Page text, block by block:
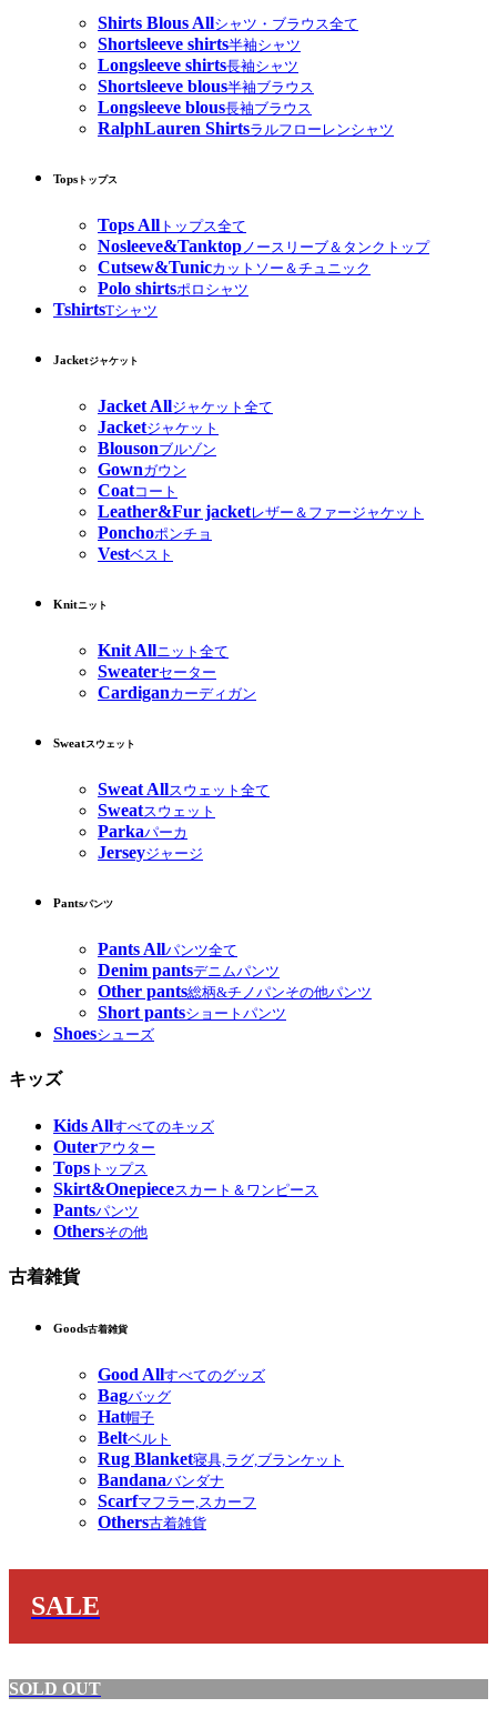
Shirts Blous Allシャツ・ブラウス全て
Shortsleeve shirts半袖シャツ
Longsleeve shirts長袖シャツ
Shortsleeve blous半袖ブラウス
Longsleeve blous長袖ブラウス
RalphLauren Shirtsラルフローレンシャツ
Tops トップス
Tops All トップス全て
Nosleeve&Tanktopノースリーブ＆タンクトップ
Cutsew&Tunicカットソー＆チュニック
Polo shirtsポロシャツ
TshirtsTシャツ
Jacketジャケット
Jacket Allジャケット全て
Jacketジャケット
Blousonブルゾン
Gownガウン
Coatコート
Leather&Fur jacketレザー＆ファージャケット
Ponchoポンチョ
Vestベスト
Knitニット
Knit Allニット全て
Sweaterセーター
Cardiganカーディガン
Sweatスウェット
Sweat Allスウェット全て
Sweatスウェット
Parkaパーカ
Jerseyジャージ
Pantsパンツ
Pants Allパンツ全て
Denim pantsデニムパンツ
Other pants総柄&チノパンその他パンツ
Short pantsショートパンツ
Shoesシューズ
キッズ
Kids Allすべてのキッズ
Outerアウター
Tops トップス
Skirt&Onepieceスカート＆ワンピース
Pantsパンツ
Othersその他
古着雑貨
Goods古着雑貨
Good Allすべてのグッズ
Bagバッグ
Hat帽子
Beltベルト
Rug Blanket寝具,ラグ,ブランケット
Bandanaバンダナ
Scarfマフラー,スカーフ
Others古着雑貨
SALE
SOLD OUT